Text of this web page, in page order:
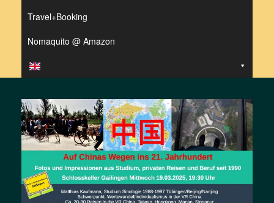
Travel+Booking
Nomaquito @ Amazon